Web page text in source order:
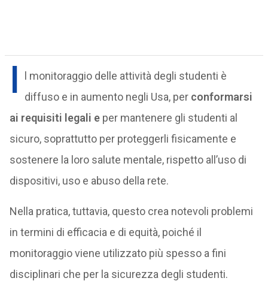
I
l monitoraggio delle attività degli studenti è
diffuso e in aumento negli Usa, per conformarsi
ai requisiti legali e per mantenere gli studenti al
sicuro, soprattutto per proteggerli fisicamente e
sostenere la loro salute mentale, rispetto all’uso di
dispositivi, uso e abuso della rete.
Nella pratica, tuttavia, questo crea notevoli problemi
in termini di efficacia e di equità, poiché il
monitoraggio viene utilizzato più spesso a fini
disciplinari che per la sicurezza degli studenti.